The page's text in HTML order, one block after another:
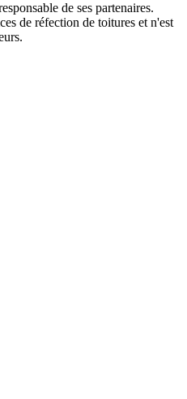
de ses partenaires.
de réfection de toitures et n'est